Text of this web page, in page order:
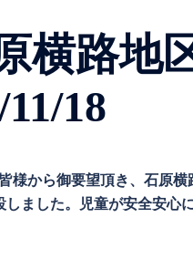
横路地
18
様から御要望頂き、石原
ました。児童が安全安心